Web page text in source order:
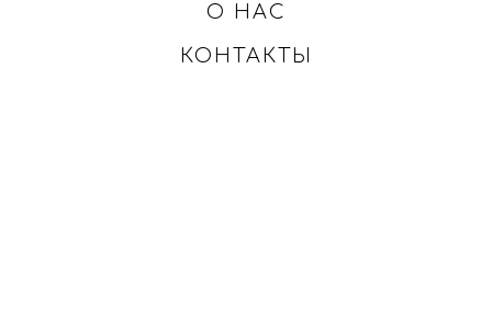
О НАС
КОНТАКТЫ